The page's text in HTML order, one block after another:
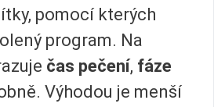
pomocí kterých
program. Na
čas pečení, fáze
Výhodou je menší